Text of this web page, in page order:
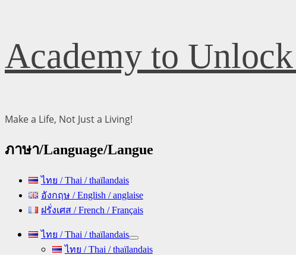
Skip
to
content
Academy to
Make a Life, Not Just a Living!
ภาษา/Language/Langue
ไทย / Thai / thaïlandais
อังกฤษ / English / anglaise
ฝรั่งเศส / French / Français
Primary ไทย / Thai / thaïlandais
ไทย / Thai / thaïlandais